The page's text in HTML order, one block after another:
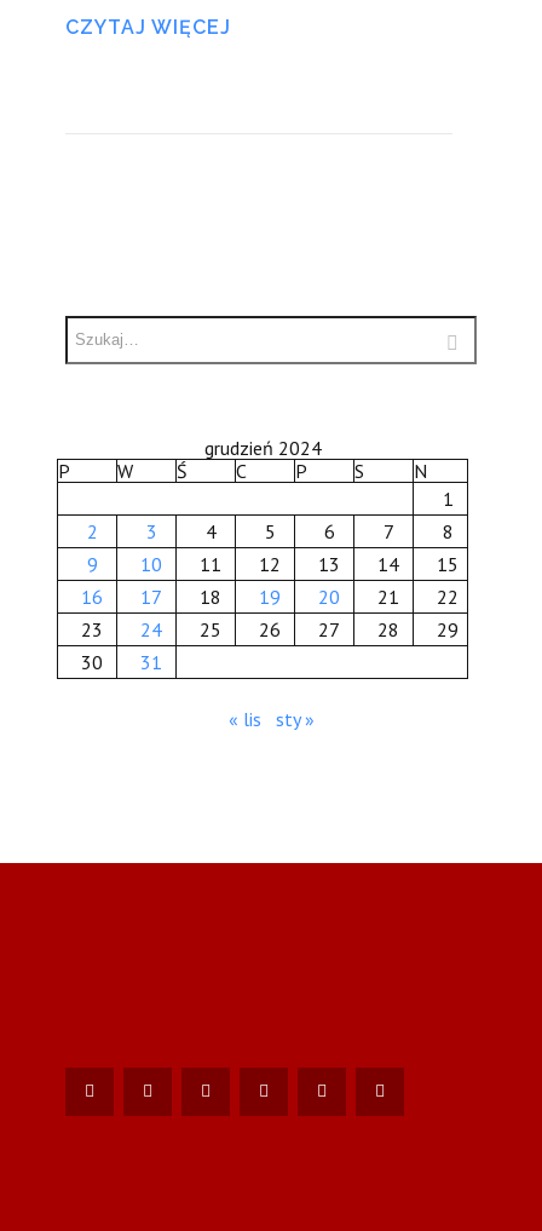
CZYTAJ WIĘCEJ
grudzień 2024
P
W Ś C P S
N
1
2
3 4 5 6 7
8
9
10 11 12 13 14
15
16
17 18 19 20 21
22
23
24 25 26 27 28
29
30
31
« lis sty »